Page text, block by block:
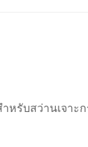
รับสว่านเจาะ